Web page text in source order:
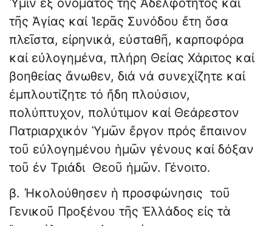
Ὑμῖν ἐξ ὀνόματος τῆς Ἀδελφότητος καί
τῆς Ἁγίας καί Ἱερᾶς Συνόδου ἔτη ὅσα
πλεῖστα, εἰρηνικά, εὐσταθῆ, καρποφόρα
καί εὐλογημένα, πλήρη Θείας Χάριτος καί
βοηθείας ἄνωθεν, διά νά συνεχίζητε καί
ἐμπλουτίζητε τό ἤδη πλούσιον,
πολύπτυχον, πολύτιμον καί Θεάρεστον
Πατριαρχικόν Ὑμῶν ἔργον πρός ἔπαινον
τοῦ εὐλογημένου ἡμῶν γένους καί δόξαν
τοῦ ἐν Τριάδι Θεοῦ ἡμῶν. Γένοιτο.
β. Ἠκολούθησεν ἡ προσφώνησις τοῦ
Γενικοῦ Προξένου τῆς Ἑλλάδος εἰς τὰ